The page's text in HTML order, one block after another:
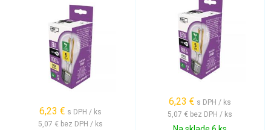
6,23 € s DPH / ks
5,07 € bez DPH / ks
6,23 € s DPH / ks
5,07 € bez DPH / ks